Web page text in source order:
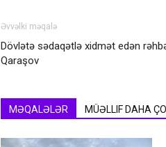
Əvvəlki məqalə
Dövlətə sədaqətlə xidmət edən
Qaraşov
MƏQALƏLƏR MÜƏLLIF DAHA